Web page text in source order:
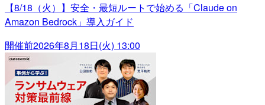
【8/18（火）】安全・最短ルートで始める「Claude on
Amazon Bedrock」導入ガイド
開催前2026年8月18日(火) 13:00